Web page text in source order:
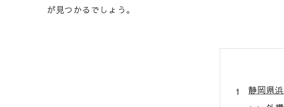
が見つかるでしょう。
静岡県